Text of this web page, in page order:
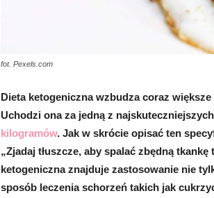
fot. Pexels.com
Dieta ketogeniczna wzbudza coraz
Uchodzi ona za jedną z
kilogramów. Jak w skrócie opisać ten
„Zjadaj tłuszcze, aby spalać zbędną
ketogeniczna znajduje zastosowanie nie
sposób leczenia schorzeń takich jak